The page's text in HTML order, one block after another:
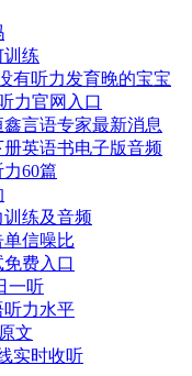
练
有听力发育晚的宝宝
力官网入口
言语专家最新消息
英语书电子版音频
60篇
练及音频
信噪比
费入口
一听
听力水平
文
实时收听